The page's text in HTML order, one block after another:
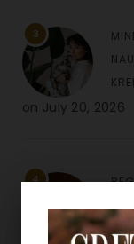
3
on July 20, 2026
4